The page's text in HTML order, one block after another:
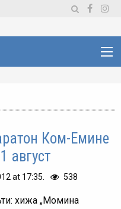
Ком-Емине
август
at 17:35. 538
хижа „Момина